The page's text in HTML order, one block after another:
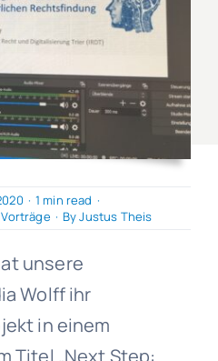
· 1 min read ·
Vorträge · ByJustus Theis
unsere
Wolff ihr
in einem